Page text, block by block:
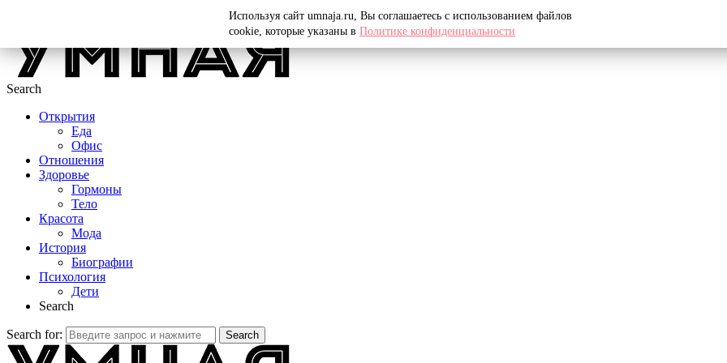
Search
Открытия
Еда
Офис
Отношения
Здоровье
Гормоны
Тело
Красота
Мода
История
Биографии
Психология
Дети
Search
Search for: Search
Используя сайт umnaja.ru, Вы соглашаетесь с использованием файлов
cookie, которые указаны в Политике конфиденциальности